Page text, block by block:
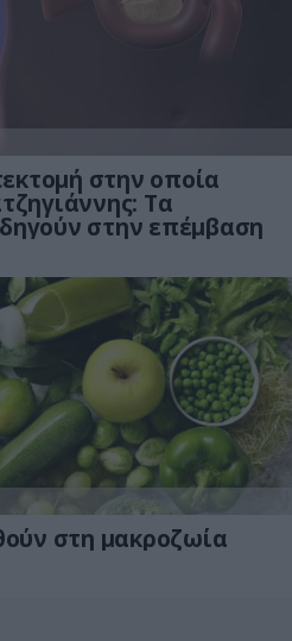
στην οποία
Tα
στην επέμβαση
στη μακροζωία